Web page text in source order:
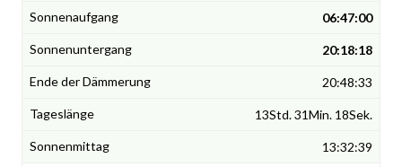
06:47:00
20:18:18
20:48:33
13Std. 31Min. 18Sek.
13:32:39